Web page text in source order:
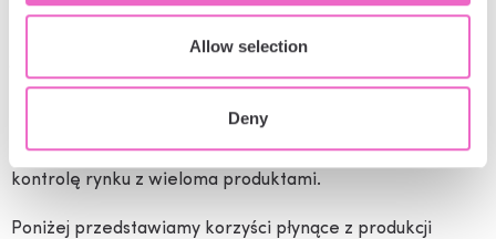
Allow selection
Deny
Europie.
Jest to proces, w którym laboratoria tworzą formułę
produktu, a inne firmy, takie jak Twoja, mogą produkować
staje się coraz bardziej popularny w Europie, ponieważ
coraz więcej firm stara się wykorzystać tę opłacalną
kontrolę rynku z wieloma produktami.
Poniżej przedstawiamy korzyści płynące z produkcji